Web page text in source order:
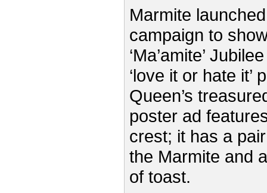
Marmite
campaign to
‘Ma’amite’
‘love it or hate it’
Queen’s
poster ad
crest; it has a
the Marmite and
of toast.